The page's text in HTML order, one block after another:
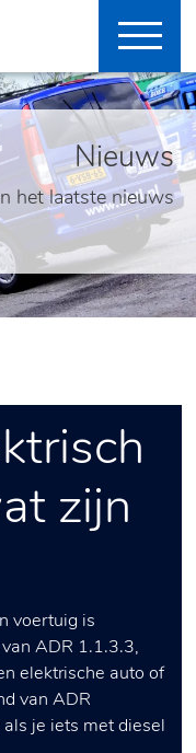
Nieuws
het laatste nieuws
zijn
voertuig is
ADR 1.1.3.3,
elektrische auto of
van ADR
je iets met diesel